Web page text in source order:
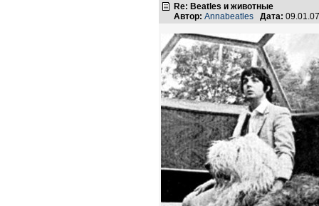
Re: Beatles и животные
Автор: Annabeatles Дата: